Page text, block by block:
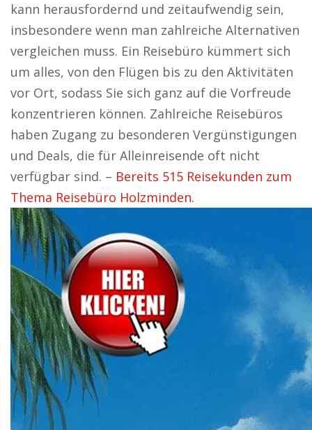
kann herausfordernd und zeitaufwendig sein,
insbesondere wenn man zahlreiche Alternativen
vergleichen muss. Ein Reisebüro kümmert sich
um alles, von den Flügen bis zu den Aktivitäten
vor Ort, sodass Sie sich ganz auf die Vorfreude
konzentrieren können. Zahlreiche Reisebüros
haben Zugang zu besonderen Vergünstigungen
und Deals, die für Alleinreisende oft nicht
verfügbar sind. – Bereits 515 Reisekunden zum
Thema Reisebüro Holzminden.